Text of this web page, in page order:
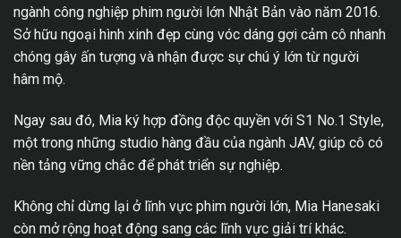
ngành công nghiệp phim người lớn Nhật Bản vào năm 2016.
Sở hữu ngoại hình xinh đẹp cùng vóc dáng gợi cảm cô nhanh
chóng gây ấn tượng và nhận được sự chú ý lớn từ người
hâm mộ.
Ngay sau đó, Mia ký hợp đồng độc quyền với S1 No.1 Style,
một trong những studio hàng đầu của ngành JAV, giúp cô có
nền tảng vững chắc để phát triển sự nghiệp.
Không chỉ dừng lại ở lĩnh vực phim người lớn, Mia Hanesaki
còn mở rộng hoạt động sang các lĩnh vực giải trí khác.